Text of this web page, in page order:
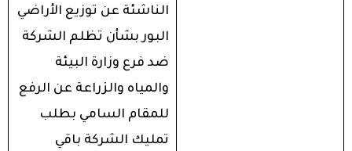
الناشئة عن توزيع الأراضي
البور بشأن تظلم الشركة
ضد فرع وزارة البيئة
والمياه والزراعة عن الرفع
للمقام السامي بطلب
تمليك الشركة باقي